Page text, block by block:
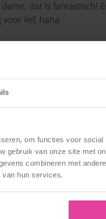
om functies voor social
gebruik van onze site met
combineren met
hun services.
dat is fantastisch!
lief, haha.
bijgebleven. Die heb
mij toe kwam en zei
balletpak en licht
toen zei ze “Ja, kijk
moest ik wel even